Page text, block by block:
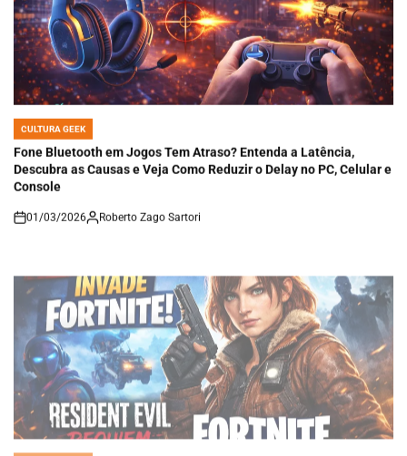
POSTED
IN
Fone Bluetooth em Jogos Tem Atraso? Entenda a Latência,
Descubra as Causas e Veja Como Reduzir o Delay no PC, Celular e
Console
on
01/03/2026 Roberto Zago Sartori
POSTED
CULTURA GEEK